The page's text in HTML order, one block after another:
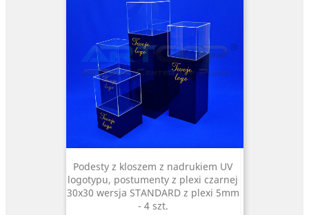
Podesty z kloszem z nadrukiem UV
logotypu, postumenty z plexi czarnej
30x30 wersja STANDARD z plexi 5mm
- 4 szt.